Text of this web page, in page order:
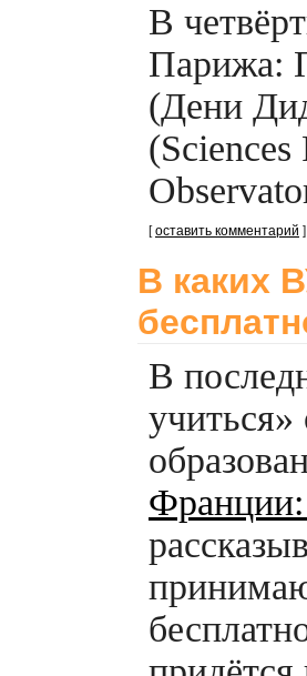
В
Парижа:
(Дени
[оставить комментарий
В каких
В
Франции: